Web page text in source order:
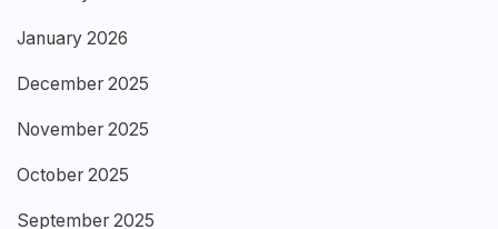
January 2026
December 2025
November 2025
October 2025
September 2025